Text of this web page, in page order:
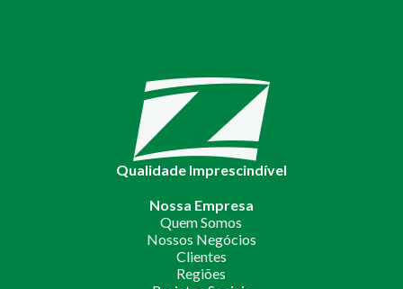
Qualidade Imprescindível
Nossa Empresa
Quem Somos
Nossos Negócios
Clientes
Regiões